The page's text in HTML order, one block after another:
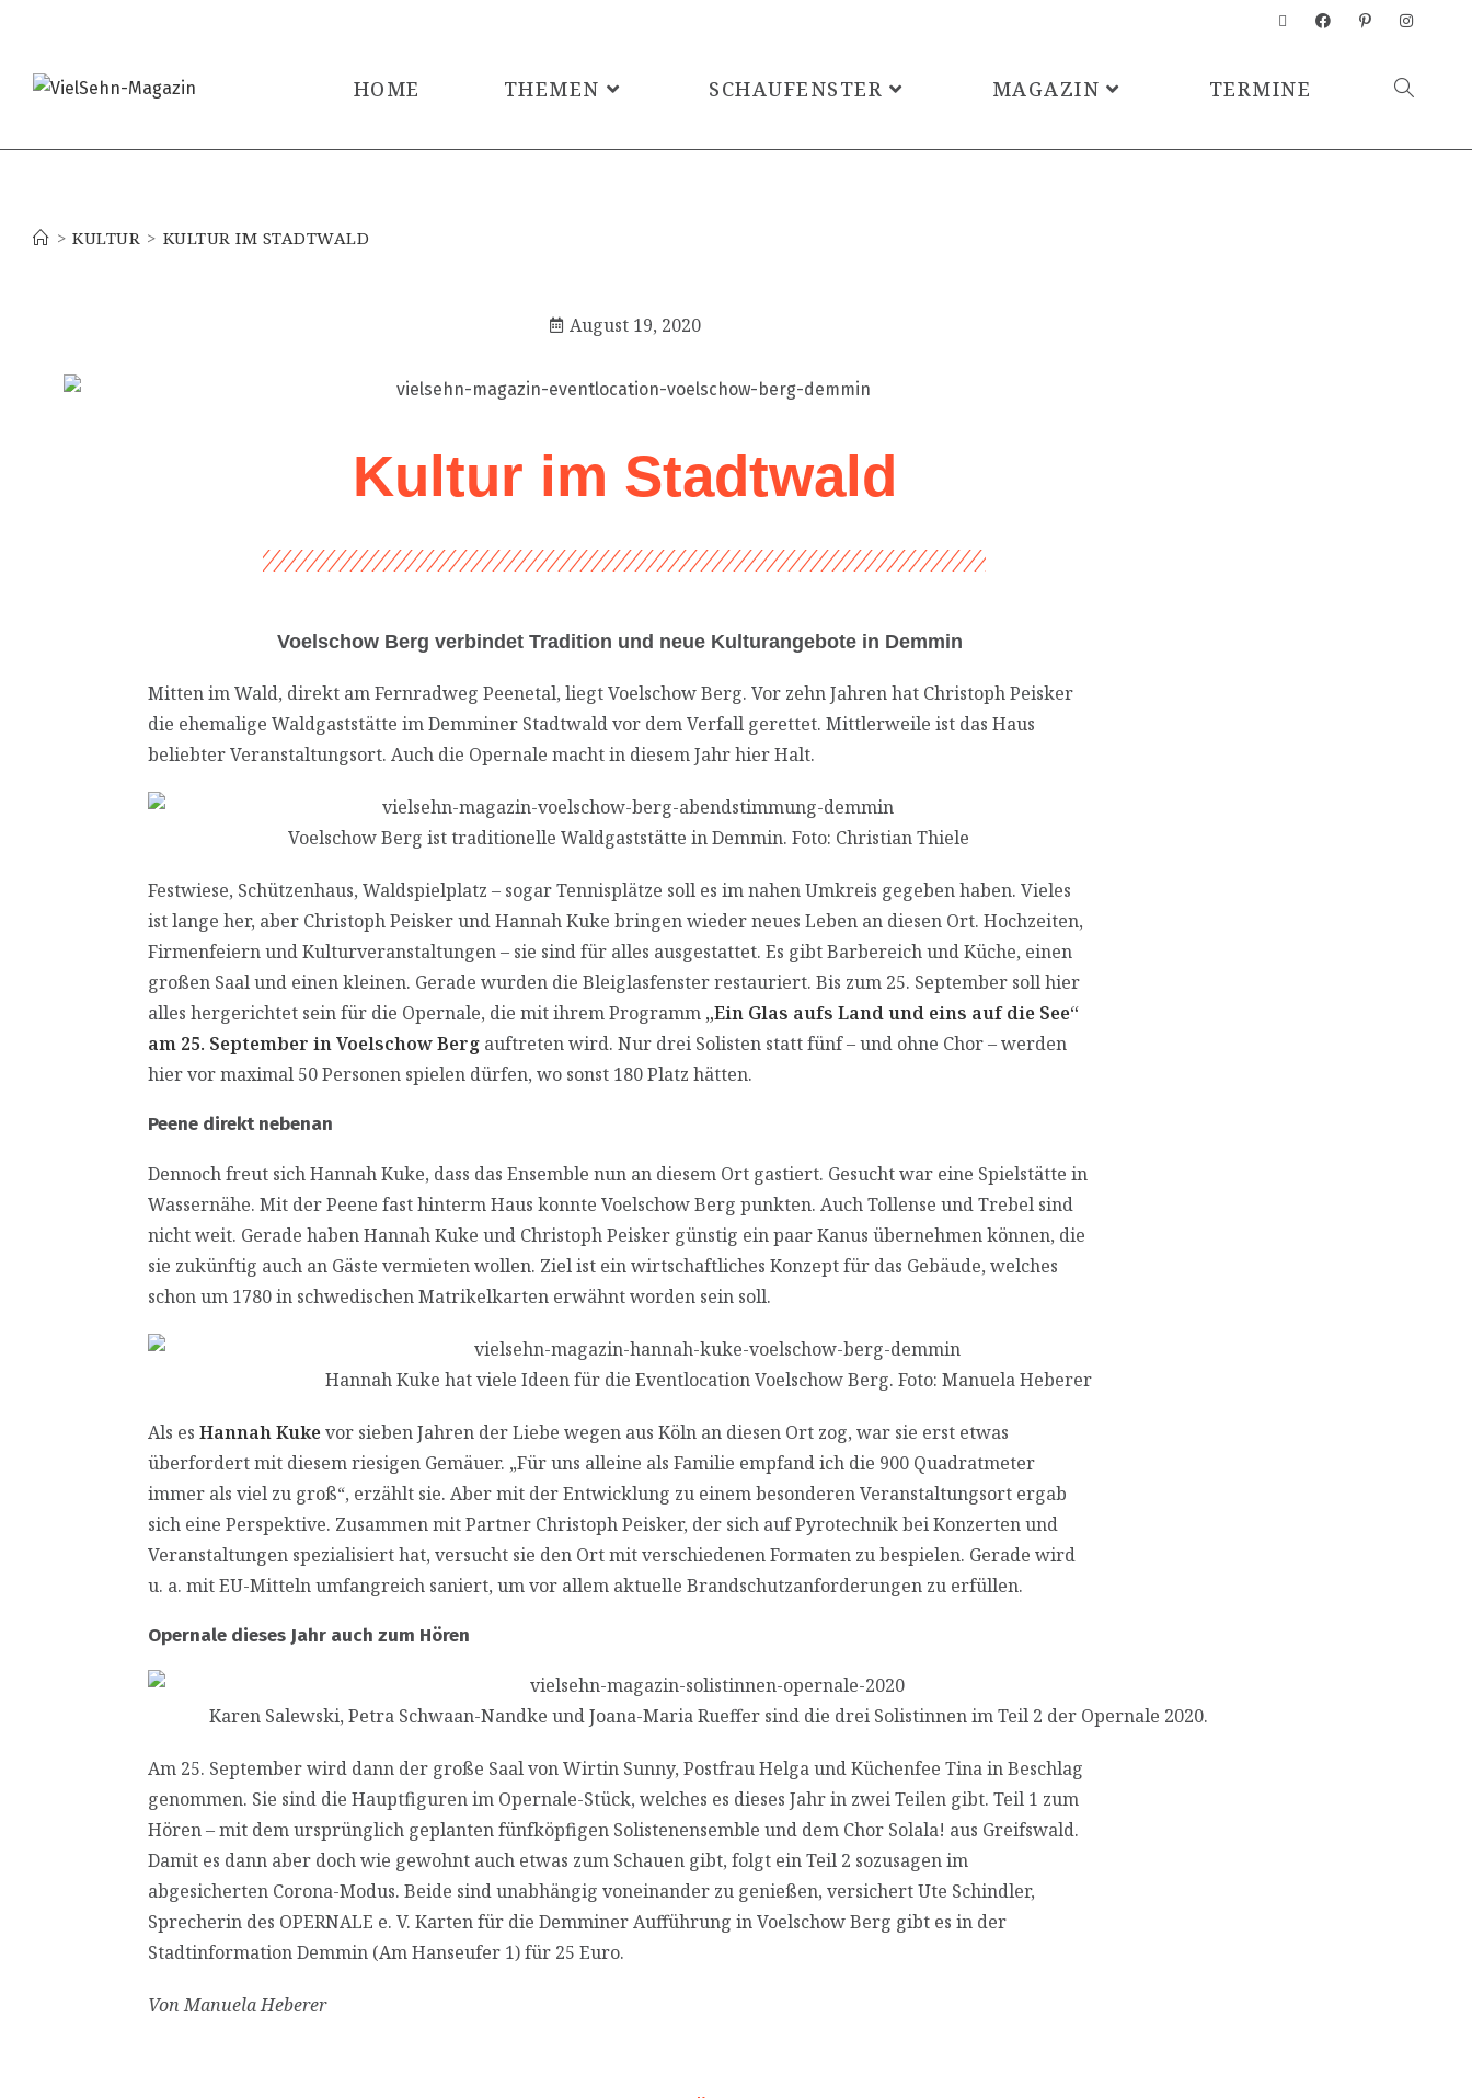
HOME THEMEN SCHAUFENSTER MAGAZIN TERMINE
> KULTUR > KULTUR IM STADTWALD
August 19, 2020
Kultur im Stadtwald
Voelschow Berg verbindet Tradition und neue Kulturangebote in Demmin
Mitten im Wald, direkt am Fernradweg Peenetal, liegt Voelschow Berg. Vor zehn Jahren hat Christoph Peisker
die ehemalige Waldgaststätte im Demminer Stadtwald vor dem Verfall gerettet. Mittlerweile ist das Haus
beliebter Veranstaltungsort. Auch die Opernale macht in diesem Jahr hier Halt.
Voelschow Berg ist traditionelle Waldgaststätte in Demmin. Foto: Christian Thiele
Festwiese, Schützenhaus, Waldspielplatz – sogar Tennisplätze soll es im nahen Umkreis gegeben haben. Vieles
ist lange her, aber Christoph Peisker und Hannah Kuke bringen wieder neues Leben an diesen Ort. Hochzeiten,
Firmenfeiern und Kulturveranstaltungen – sie sind für alles ausgestattet. Es gibt Barbereich und Küche, einen
großen Saal und einen kleinen. Gerade wurden die Bleiglasfenster restauriert. Bis zum 25. September soll hier
alles hergerichtet sein für die Opernale, die mit ihrem Programm „Ein Glas aufs Land und eins auf die See“
am 25. September in Voelschow Berg auftreten wird. Nur drei Solisten statt fünf – und ohne Chor – werden
hier vor maximal 50 Personen spielen dürfen, wo sonst 180 Platz hätten.
Peene direkt nebenan
Dennoch freut sich Hannah Kuke, dass das Ensemble nun an diesem Ort gastiert. Gesucht war eine Spielstätte in
Wassernähe. Mit der Peene fast hinterm Haus konnte Voelschow Berg punkten. Auch Tollense und Trebel sind
nicht weit. Gerade haben Hannah Kuke und Christoph Peisker günstig ein paar Kanus übernehmen können, die
sie zukünftig auch an Gäste vermieten wollen. Ziel ist ein wirtschaftliches Konzept für das Gebäude, welches
schon um 1780 in schwedischen Matrikelkarten erwähnt worden sein soll.
Hannah Kuke hat viele Ideen für die Eventlocation Voelschow Berg. Foto: Manuela Heberer
Als esHannah Kukevor sieben Jahren der Liebe wegen aus Köln an diesen Ort zog, war sie erst etwas
überfordert mit diesem riesigen Gemäuer. „Für uns alleine als Familie empfand ich die 900 Quadratmeter
immer als viel zu groß“, erzählt sie. Aber mit der Entwicklung zu einem besonderen Veranstaltungsort ergab
sich eine Perspektive. Zusammen mit Partner Christoph Peisker, der sich auf Pyrotechnik bei Konzerten und
Veranstaltungen spezialisiert hat, versucht sie den Ort mit verschiedenen Formaten zu bespielen. Gerade wird
u. a. mit EU-Mitteln umfangreich saniert, um vor allem aktuelle Brandschutzanforderungen zu erfüllen.
Opernale dieses Jahr auch zum Hören
Karen Salewski, Petra Schwaan-Nandke und Joana-Maria Rueffer sind die drei Solistinnen im Teil 2 der Opernale 2020.
Am 25. September wird dann der große Saal von Wirtin Sunny, Postfrau Helga und Küchenfee Tina in Beschlag
genommen. Sie sind die Hauptfiguren im Opernale-Stück, welches es dieses Jahr in zwei Teilen gibt. Teil 1 zum
Hören – mit dem ursprünglich geplanten fünfköpfigen Solistenensemble und dem Chor Solala! aus Greifswald.
Damit es dann aber doch wie gewohnt auch etwas zum Schauen gibt, folgt ein Teil 2 sozusagen im
abgesicherten Corona-Modus. Beide sind unabhängig voneinander zu genießen, versichert Ute Schindler,
Sprecherin des OPERNALE e. V. Karten für die Demminer Aufführung in Voelschow Berg gibt es in der
Stadtinformation Demmin (Am Hanseufer 1) für 25 Euro.
Von Manuela Heberer